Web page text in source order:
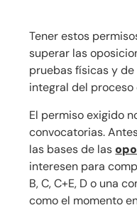
Tener estos
superar las
pruebas físicas y
integral del proceso
El permiso exigido
convocatorias.
las bases de las
interesen para
B, C, C+E, D o una
como el momento